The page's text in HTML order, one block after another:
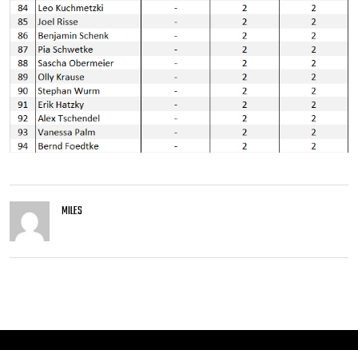
MILES